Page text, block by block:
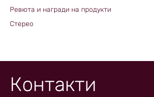
Ревюта и награди на продукти
Стерео
Контакти